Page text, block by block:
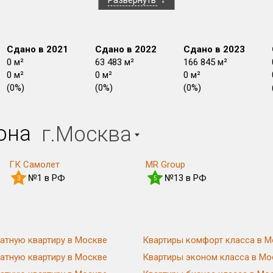
Сдано в 2021
0 м²
0 м²
(0%)
Сдано в 2022
63 483 м²
0 м²
(0%)
Сдано в 2023
166 845 м²
0 м²
(0%)
г.Москва
ГК Самолет
3 №1 в РФ
MR Group
5 №13 в РФ
квартиру в Москве
квартиру в Москве
Квартиры комфорт класса в
Квартиры эконом класса в